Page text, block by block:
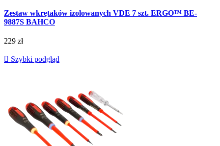
Zestaw wkrętaków izolowanych VDE 7 szt. ERGO™ BE-
9887S BAHCO
229 zł
 Szybki podgląd